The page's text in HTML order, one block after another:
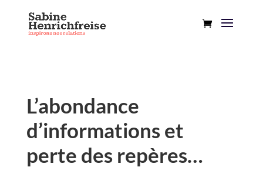
L’abondance
d’informations et
perte des repères…